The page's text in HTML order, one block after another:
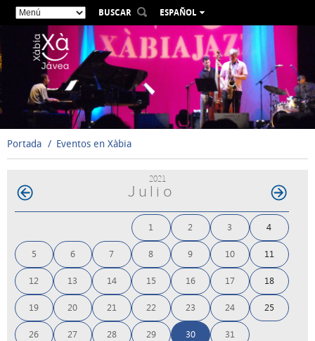
BUSCAR
ESPAÑOL
VALENCIÀ
ENGLISH
DEUTSCH
РУССКИЙ
Portada Eventos en Xàbia
2021
Julio
1 2 3 4
5 6 7 8 9 10 11
12 13 14 15 16 17 18
19 20 21 22 23 24 25
26 27 28 29 30 31